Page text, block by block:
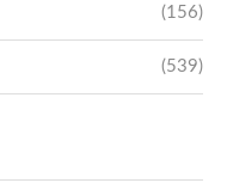
(156)
(539)